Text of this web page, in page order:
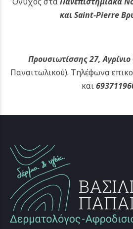
και Saint-Pierre
Προυσιωτίσσης 27, Αγρίνιο
Παναιτωλικού). Τηλέφωνα
και